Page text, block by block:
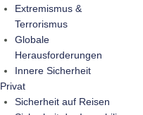
Extremismus &
Terrorismus
Globale
Herausforderungen
Innere Sicherheit
Privat
Sicherheit auf Reisen